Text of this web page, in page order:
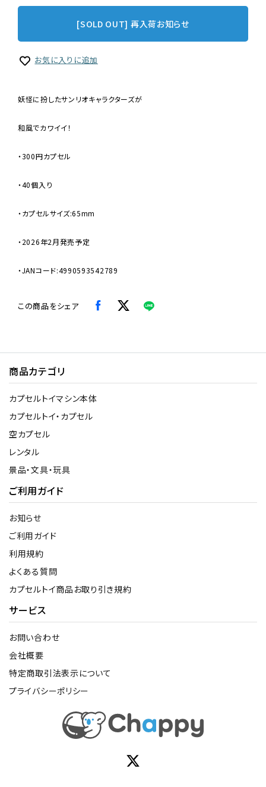
[SOLD OUT] 再入荷お知らせ
お気に入りに追加
妖怪に扮したサンリオキャラクターズが
和風でカワイイ！
・300円カプセル
・40個入り
・カプセルサイズ:65mm
・2026年2月発売予定
・JANコード:4990593542789
この商品をシェア
商品カテゴリ
カプセルトイマシン本体
カプセルトイ・カプセル
空カプセル
レンタル
景品・文具・玩具
ご利用ガイド
お知らせ
ご利用ガイド
利用規約
よくある質問
カプセルトイ商品お取り引き規約
サービス
お問い合わせ
会社概要
特定商取引法表示について
プライバシーポリシー